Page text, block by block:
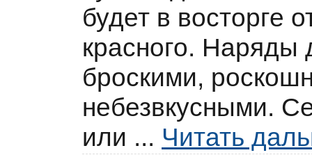
будет в восторге
красного.
броскими,
небезвкусными.
или ... Читать